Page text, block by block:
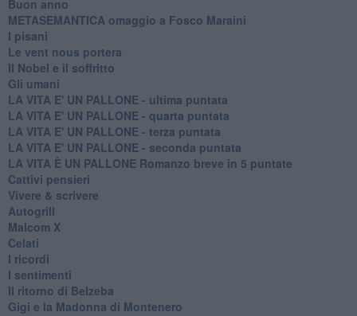
Buon anno
METASEMANTICA omaggio a Fosco Maraini
I pisani
Le vent nous portera
Il Nobel e il soffritto
Gli umani
LA VITA E' UN PALLONE - ultima puntata
LA VITA E' UN PALLONE - quarta puntata
LA VITA E' UN PALLONE - terza puntata
LA VITA E' UN PALLONE - seconda puntata
LA VITA È UN PALLONE Romanzo breve in 5 puntate
Cattivi pensieri
Vivere & scrivere
Autogrill
Malcom X
Celati
I ricordi
I sentimenti
Il ritorno di Belzeba
Gigi e la Madonna di Montenero